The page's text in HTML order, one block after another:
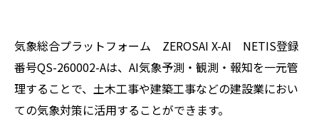
気象総合プラットフォーム ZEROSAI X-AI NETIS登録
番号QS-260002-Aは、AI気象予測・観測・報知を一元管
理することで、土木工事や建築工事などの建設業におい
ての気象対策に活用することができます。